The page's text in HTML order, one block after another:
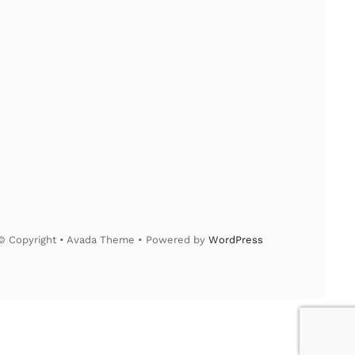
Copyright • Avada Theme • Powered by WordPress